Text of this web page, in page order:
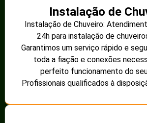
Instalação de
Instalação de Chuveiro:
24h para instalação de
Garantimos um serviço rápido e
toda a fiação e conexões
perfeito funcionamento do
Profissionais qualificados à